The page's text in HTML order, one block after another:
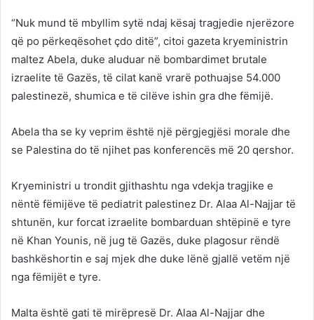
“Nuk mund të mbyllim sytë ndaj kësaj tragjedie njerëzore
që po përkeqësohet çdo ditë”, citoi gazeta kryeministrin
maltez Abela, duke aluduar në bombardimet brutale
izraelite të Gazës, të cilat kanë vrarë pothuajse 54.000
palestinezë, shumica e të cilëve ishin gra dhe fëmijë.
Abela tha se ky veprim është një përgjegjësi morale dhe
se Palestina do të njihet pas konferencës më 20 qershor.
Kryeministri u trondit gjithashtu nga vdekja tragjike e
nëntë fëmijëve të pediatrit palestinez Dr. Alaa Al-Najjar të
shtunën, kur forcat izraelite bombarduan shtëpinë e tyre
në Khan Younis, në jug të Gazës, duke plagosur rëndë
bashkëshortin e saj mjek dhe duke lënë gjallë vetëm një
nga fëmijët e tyre.
Malta është gati të mirëpresë Dr. Alaa Al-Najjar dhe